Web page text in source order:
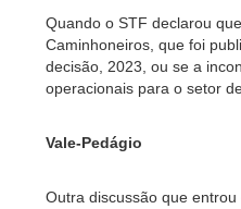
Quando o STF declarou
Caminhoneiros, que foi
decisão, 2023, ou se a
operacionais para o setor
Vale-Pedágio
Outra discussão que